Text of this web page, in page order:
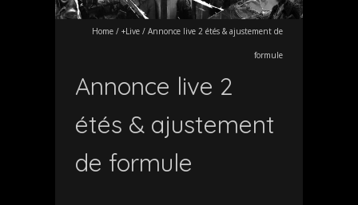
Home / +Live / Annonce live 2 étés & ajustement de
formule
Annonce live 2
étés & ajustement
de formule